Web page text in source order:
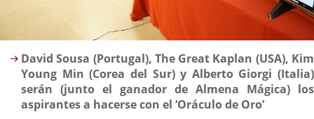
Descripción
David Sousa (Portugal), The Great Kaplan (USA), Kim
Young Min (Corea del Sur) y Alberto Giorgi (Italia)
serán (junto el ganador de Almena Mágica) los
aspirantes a hacerse con el ‘Oráculo de Oro’